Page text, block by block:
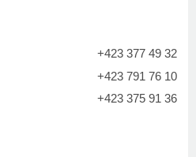
+423 377 49 32
+423 791 76 10
+423 375 91 36